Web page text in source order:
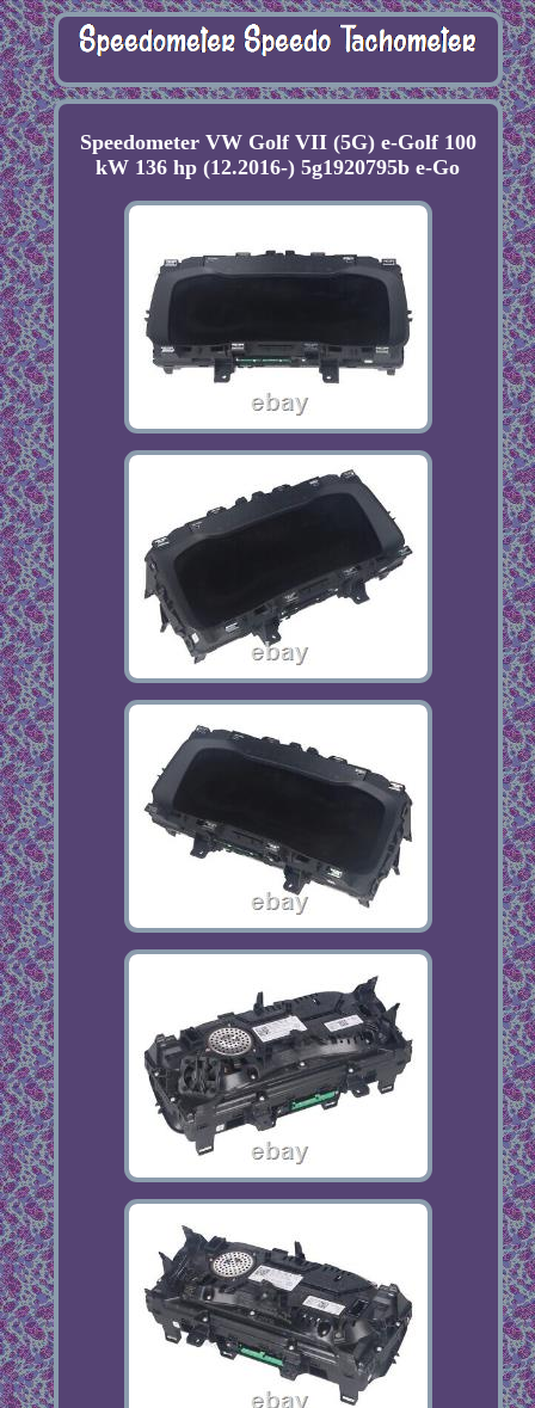
Speedometer VW Golf VII (5G) e-Golf 100
kW 136 hp (12.2016-) 5g1920795b e-Go